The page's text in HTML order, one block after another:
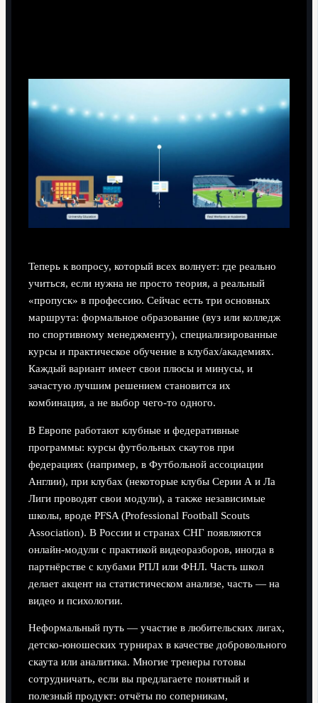
Теперь к вопросу, который всех волнует: где реально
учиться, если нужна не просто теория, а реальный
«пропуск» в профессию. Сейчас есть три основных
маршрута: формальное образование (вуз или колледж
по спортивному менеджменту), специализированные
курсы и практическое обучение в клубах/академиях.
Каждый вариант имеет свои плюсы и минусы, и
зачастую лучшим решением становится их
комбинация, а не выбор чего‑то одного.
В Европе работают клубные и федеративные
программы: курсы футбольных скаутов при
федерациях (например, в Футбольной ассоциации
Англии), при клубах (некоторые клубы Серии А и Ла
Лиги проводят свои модули), а также независимые
школы, вроде PFSA (Professional Football Scouts
Association). В России и странах СНГ появляются
онлайн‑модули с практикой видеоразборов, иногда в
партнёрстве с клубами РПЛ или ФНЛ. Часть школ
делает акцент на статистическом анализе, часть — на
видео и психологии.
Неформальный путь — участие в любительских лигах,
детско‑юношеских турнирах в качестве добровольного
скаута или аналитика. Многие тренеры готовы
сотрудничать, если вы предлагаете понятный и
полезный продукт: отчёты по соперникам,